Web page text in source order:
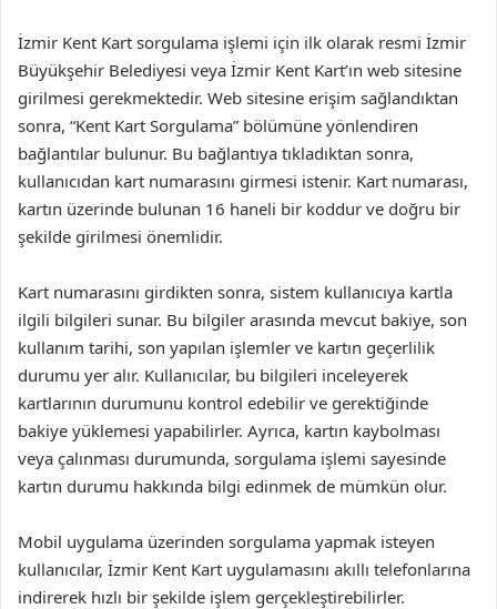
İzmir Kent Kart sorgulama işlemi için ilk olarak resmi İzmir
Büyükşehir Belediyesi veya İzmir Kent Kart’ın web sitesine
girilmesi gerekmektedir. Web sitesine erişim sağlandıktan
sonra, “Kent Kart Sorgulama” bölümüne yönlendiren
bağlantılar bulunur. Bu bağlantıya tıkladıktan sonra,
kullanıcıdan kart numarasını girmesi istenir. Kart numarası,
kartın üzerinde bulunan 16 haneli bir koddur ve doğru bir
şekilde girilmesi önemlidir.
Kart numarasını girdikten sonra, sistem kullanıcıya kartla
ilgili bilgileri sunar. Bu bilgiler arasında mevcut bakiye, son
kullanım tarihi, son yapılan işlemler ve kartın geçerlilik
durumu yer alır. Kullanıcılar, bu bilgileri inceleyerek
kartlarının durumunu kontrol edebilir ve gerektiğinde
bakiye yüklemesi yapabilirler. Ayrıca, kartın kaybolması
veya çalınması durumunda, sorgulama işlemi sayesinde
kartın durumu hakkında bilgi edinmek de mümkün olur.
Mobil uygulama üzerinden sorgulama yapmak isteyen
kullanıcılar, İzmir Kent Kart uygulamasını akıllı telefonlarına
indirerek hızlı bir şekilde işlem gerçekleştirebilirler.